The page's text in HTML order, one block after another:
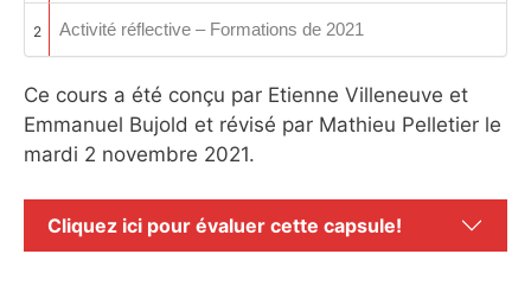
2 Activité réflective – Formations de 2021
Ce cours a été conçu par Etienne Villeneuve et
Emmanuel Bujold et révisé par Mathieu Pelletier le
mardi 2 novembre 2021.
Cliquez ici pour évaluer cette capsule!